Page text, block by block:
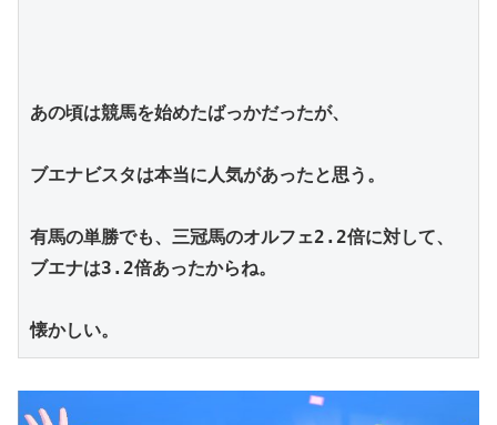
あの頃は競馬を始めたばっかだったが、
ブエナビスタは本当に人気があったと思う。
有馬の単勝でも、三冠馬のオルフェ2.2倍に対して、
ブエナは3.2倍あったからね。
懐かしい。